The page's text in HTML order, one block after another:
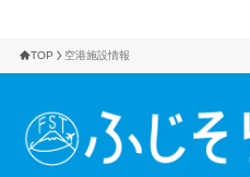
TOP 空港施設情報